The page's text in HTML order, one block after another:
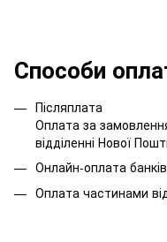
Способи
Післяплата
Оплата за
відділенні Нової
Онлайн-оплата
Оплата частинами